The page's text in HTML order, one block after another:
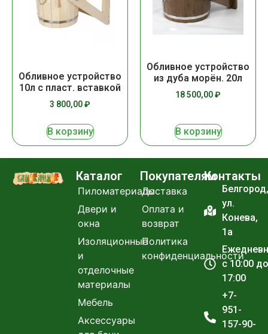
Обливное устройство
10л с пласт. вставкой
3 800,00₽
В корзину
Обливное устройство
из дуба морён. 20л
18 500,00₽
В корзину
Каталог
Пиломатериалы
Двери и
окна
Изоляционные
и
отделочные
материалы
Мебель
Аксессуары
Покупателям
Доставка
Оплата и
возврат
Политика
конфиденциальности
Контакты
Белгород,
ул.
Конева,
1а
с 10:00 до
17:00
+7-
951-
157-90-